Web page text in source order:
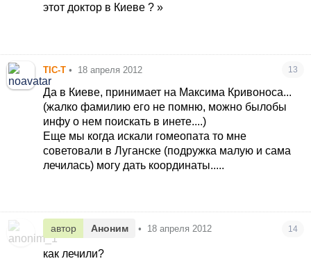
этот доктор в Киеве ?
TIC-T • 18 апреля 2012 13
Да в Киеве, принимает на Максима Кривоноса...
(жалко фамилию его не помню, можно былобы
инфу о нем поискать в инете....)
Еще мы когда искали гомеопата то мне
советовали в Луганске (подружка малую и сама
лечилась) могу дать координаты.....
автор Аноним • 18 апреля 2012 14
как лечили?